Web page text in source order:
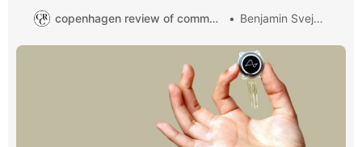
medicinske og teknologiske spørgsmål.
copenhagen review of communication Benjamin Svejgaard